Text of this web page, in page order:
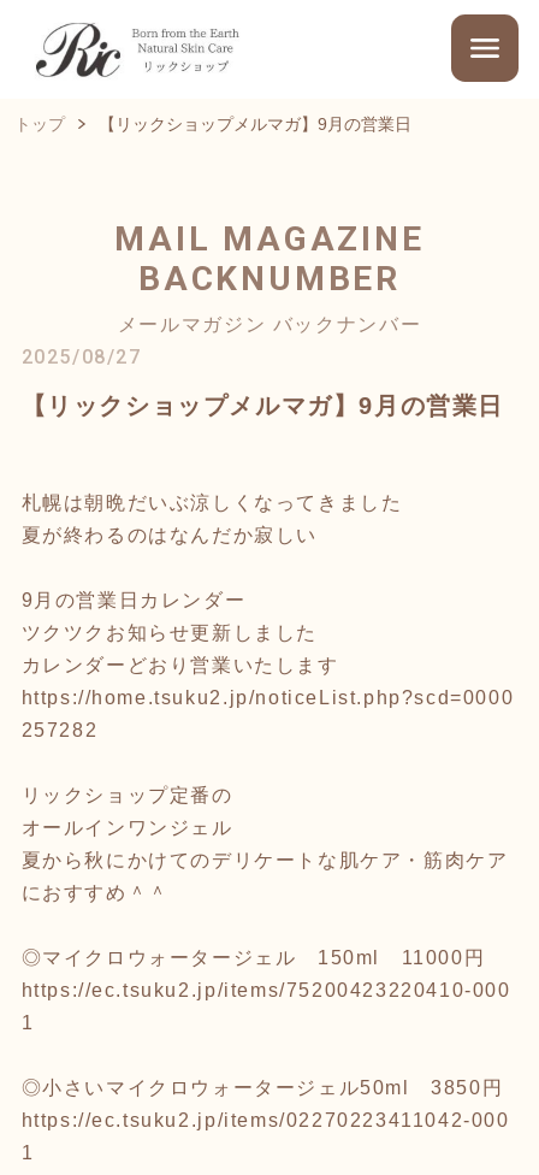
トップ 【リックショップメルマガ】9月の営業日
MAIL MAGAZINE
BACKNUMBER
メールマガジン バックナンバー
2025/08/27
【リックショップメルマガ】9月の営業日
札幌は朝晩だいぶ涼しくなってきました
夏が終わるのはなんだか寂しい
9月の営業日カレンダー
ツクツクお知らせ更新しました
カレンダーどおり営業いたします
https://home.tsuku2.jp/noticeList.php?scd=0000
257282
リックショップ定番の
オールインワンジェル
夏から秋にかけてのデリケートな肌ケア・筋肉ケア
におすすめ＾＾
◎マイクロウォータージェル 150ml 11000円
https://ec.tsuku2.jp/items/75200423220410-000
1
◎小さいマイクロウォータージェル50ml 3850円
https://ec.tsuku2.jp/items/02270223411042-000
1